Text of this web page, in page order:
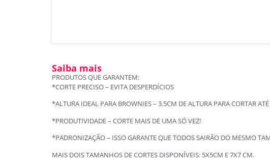
Saiba mais
PRODUTOS QUE GARANTEM:
*CORTE PRECISO – EVITA DESPERDÍCIOS
*ALTURA IDEAL PARA BROWNIES – 3.5CM DE ALTURA PARA CORTAR
*PRODUTIVIDADE – CORTE MAIS DE UMA SÓ VEZ!
*PADRONIZAÇÃO – ISSO GARANTE QUE TODOS SAIRÃO DO MESMO
MAIS DOIS TAMANHOS DE CORTES DISPONÍVEIS: 5X5CM E 7X7 CM.